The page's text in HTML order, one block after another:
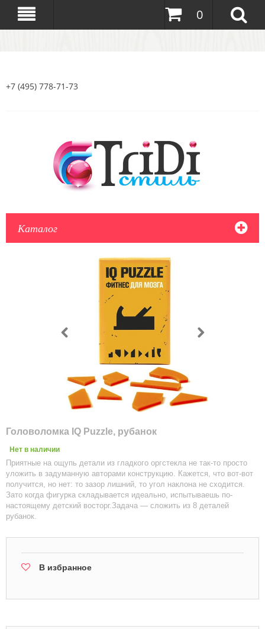
0
+7 (495) 778-71-73
Каталог
Головоломка IQ Puzzle, рубанок
Нет в наличии
Приятные на ощупь детали из гладкого оргстекла не так-то просто
уложить в задуманную авторами конструкцию. Кажется, что вот-вот
получится, но нет: то зазор лишний, то угол наклона не сходится.
Зато когда фигурка складывается идеально, испытываешь по-
настоящему детский восторг.Задача — сложить из 8 деталей
рубанок.
В избранное